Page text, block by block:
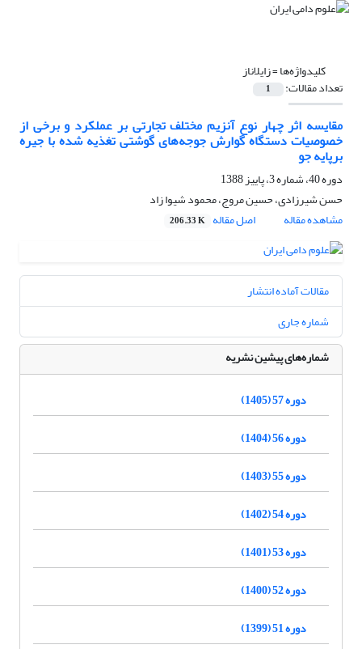
کلیدواژه‌ها =زایلاناز
تعداد مقالات: 1
مقایسه اثر چهار نوع آنزیم مختلف تجارتی بر عملکرد و برخی از
خصوصیات دستگاه گوارش جوجه‌های گوشتی تغذیه شده با جیره
برپایه جو
دوره 40، شماره 3، پاییز 1388
حسن شیرزادی، حسین مروج، محمود شیوا زاد
مشاهده مقاله
اصل مقاله 206.33 K
مقالات آماده انتشار
شماره جاری
شماره‌های پیشین نشریه
دوره 57 (1405)
دوره 56 (1404)
دوره 55 (1403)
دوره 54 (1402)
دوره 53 (1401)
دوره 52 (1400)
دوره 51 (1399)